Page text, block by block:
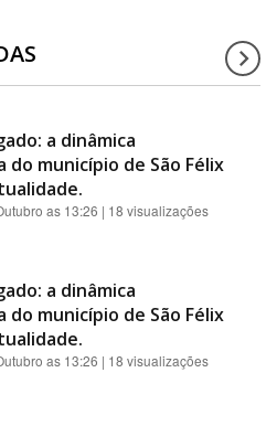
a dinâmica
do município de São Félix
as 13:26 | 18 visualizações
a dinâmica
do município de São Félix
as 13:26 | 18 visualizações